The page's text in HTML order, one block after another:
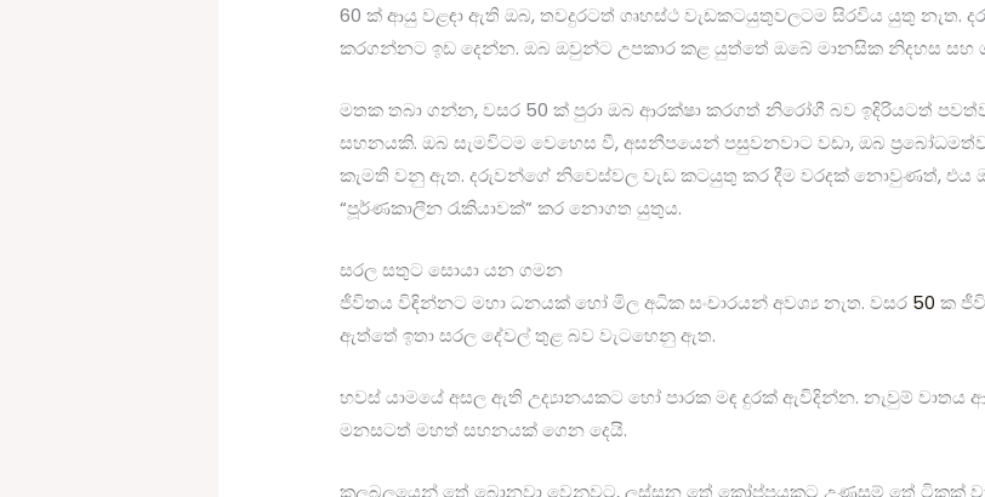
60 ක් ආයු වළඳා ඇති ඔබ, තවදුරටත් ගෘහස්ථ වැඩකටයුතුවලටම සිරවිය යුතු
කරගන්නට ඉඩ දෙන්න. ඔබ ඔවුන්ට උපකාර කළ යුත්තේ ඔබේ මානසික නිදහස සහ
මතක තබා ගන්න, වසර 50 ක් පුරා ඔබ ආරක්ෂා කරගත් නිරෝගී බව ඉදිරියටත්
සහනයකි. ඔබ සැමවිටම වෙහෙස වී, අසනීපයෙන් පසුවනවාට වඩා, ඔබ
කැමති වනු ඇත. දරුවන්ගේ නිවෙස්වල වැඩ කටයුතු කර දීම වරදක් නොවුණත්, එය
“පූර්ණකාලීන රැකියාවක්” කර නොගත යුතුය.
සරල සතුට සොයා යන ගමන
ජීවිතය විඳින්නට මහා ධනයක් හෝ මිල අධික සංචාරයන් අවශ්‍ය නැත. වසර 50 ක
ඇත්තේ ඉතා සරල දේවල් තුළ බව වැටහෙනු ඇත.
හවස් යාමයේ අසල ඇති උද්‍යානයකට හෝ පාරක මඳ දුරක් ඇවිදින්න. නැවුම් වාතය
මනසටත් මහත් සහනයක් ගෙන දෙයි.
කලබලයෙන් තේ බොනවා වෙනුවට, ලස්සන තේ කෝප්පයකට උණුසුම් තේ ටිකක්